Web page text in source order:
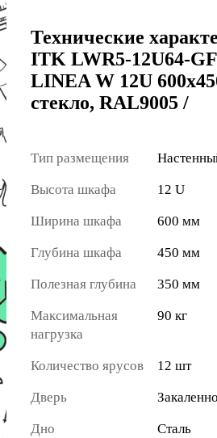
Технические
ITK LWR5-12U64-
LINEA W 12U
стекло, RAL9005 /
Тип размещения
Высота шкафа 12 U
Ширина шкафа 600 мм
Глубина шкафа 450 мм
Полезная глубина 350 мм
Максимальная
нагрузка
90 кг
Количество ярусов 12 шт
Дверь
Дно Сталь